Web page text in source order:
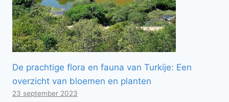
De prachtige flora en fauna van Turkije: Een
overzicht van bloemen en planten
23 september 2023